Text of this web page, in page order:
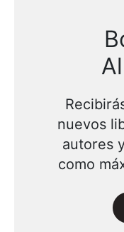
nuevos
autores
como